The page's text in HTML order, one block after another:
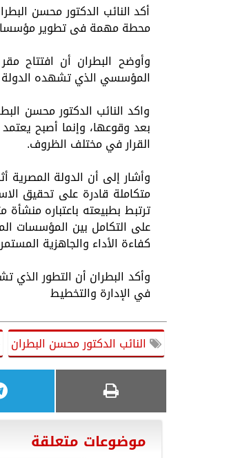
أكد النائب الدكتور محسن
محطة مهمة فى تطوير
وأوضح البطران أن افتتاح
المؤسسي الذي تشهده الدولة
واكد النائب الدكتور محسن
بعد وقوعها، وإنما أصبح
القرار في مختلف الظروف.
وأشار إلى أن الدولة
متكاملة قادرة على تحقيق
ترتبط بطبيعته باعتباره
على التكامل بين المؤسسات
كفاءة الأداء والجاهزية
وأكد البطران أن التطور
في الإدارة والتخطيط
النائب الدكتور محسن البطران
موضوعات متعلقة